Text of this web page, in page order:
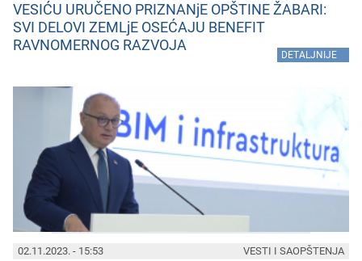
VESIĆU URUČENO PRIZNANjE OPŠTINE ŽABARI:
SVI DELOVI ZEMLjE OSEĆAJU BENEFIT
RAVNOMERNOG RAZVOJA
DETALJNIJE
02.11.2023. - 15:53 VESTI I SAOPŠTENJA